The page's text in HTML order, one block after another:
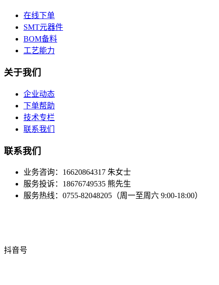
在线下单
SMT元器件
BOM备料
工艺能力
关于我们
企业动态
下单帮助
技术专栏
联系我们
联系我们
业务咨询：16620864317 朱女士
服务投诉：18676749535 熊先生
服务热线：0755-82048205（周一至周六 9:00-18:00）
抖音号